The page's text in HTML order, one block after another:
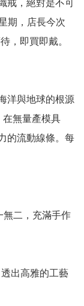
期，店長今次
，即買即戴。
洋與地球的根源
在無量產模具
的流動線條。每
無二，充滿手作
出高雅的工藝